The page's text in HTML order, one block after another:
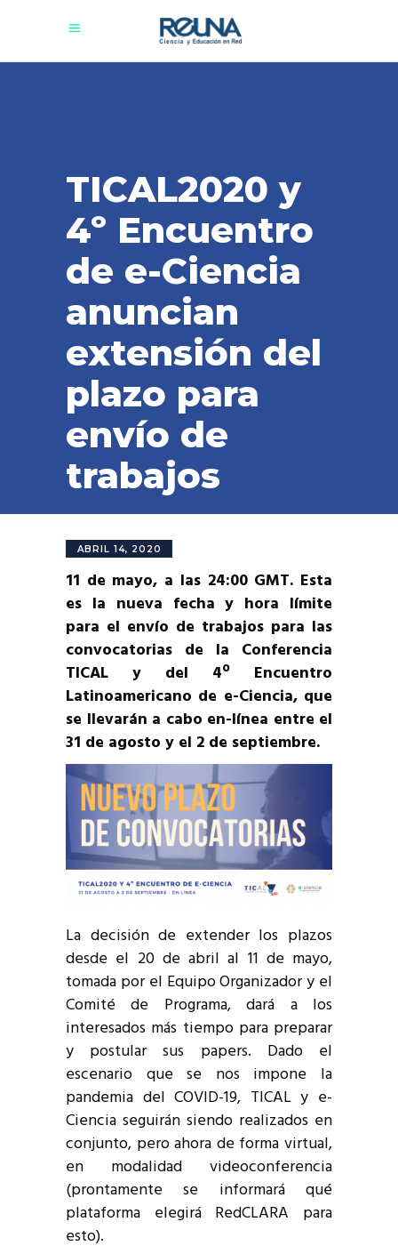
TICAL2020 y
4º Encuentro
de e-Ciencia
anuncian
extensión del
plazo para
envío de
trabajos
ABRIL 14, 2020
11 de mayo, a las 24:00 GMT. Esta
es la nueva fecha y hora límite
para el envío de trabajos para las
convocatorias de la Conferencia
TICAL y del 4º Encuentro
Latinoamericano de e-Ciencia, que
se llevarán a cabo en-línea entre el
31 de agosto y el 2 de septiembre.
La decisión de extender los plazos
desde el 20 de abril al 11 de mayo,
tomada por el Equipo Organizador y el
Comité de Programa, dará a los
interesados más tiempo para preparar
y postular sus papers. Dado el
escenario que se nos impone la
pandemia del COVID-19, TICAL y e-
Ciencia seguirán siendo realizados en
conjunto, pero ahora de forma virtual,
en modalidad videoconferencia
(prontamente se informará qué
plataforma elegirá RedCLARA para
esto).